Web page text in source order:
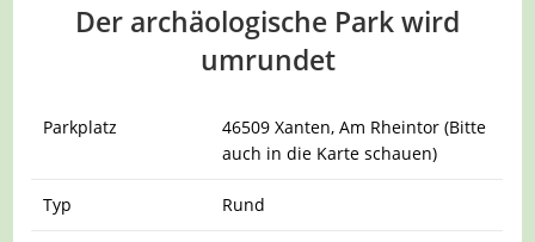
Der archäologische Park wird
umrundet
Parkplatz
46509 Xanten, Am Rheintor (Bitte
auch in die Karte schauen)
Typ Rund